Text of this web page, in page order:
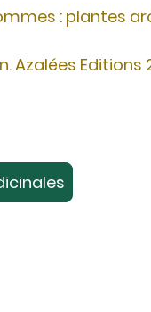
: plantes
Azalées Editions